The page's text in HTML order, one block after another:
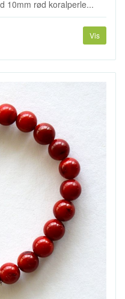
10mm rød koralperle...
Vis